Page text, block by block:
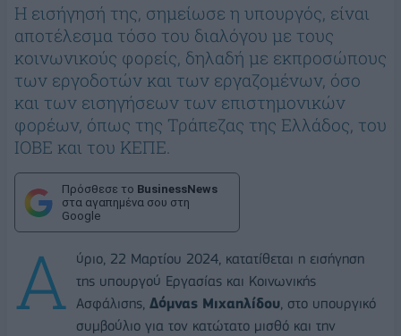
H εισήγησή της, σημείωσε η υπουργός, είναι
αποτέλεσμα τόσο του διαλόγου με τους
κοινωνικούς φορείς, δηλαδή με εκπροσώπους
των εργοδοτών και των εργαζομένων, όσο
και των εισηγήσεων των επιστημονικών
φορέων, όπως της Τράπεζας της Ελλάδος, του
ΙΟΒΕ και του ΚΕΠΕ.
Πρόσθεσε το BusinessNews
στα αγαπημένα σου στη
Google
Α
ύριο, 22 Μαρτίου 2024, κατατίθεται η εισήγηση
της υπουργού Εργασίας και Κοινωνικής
Ασφάλισης, Δόμνας Μιχαηλίδου, στο υπουργικό
συμβούλιο για τον κατώτατο μισθό και την